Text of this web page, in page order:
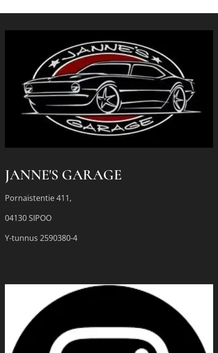
JANNE'S GARAGE
Pornaistentie 411,
04130 SIPOO
Y-tunnus 2590380-4